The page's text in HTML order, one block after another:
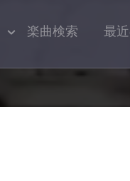
楽曲検索 最